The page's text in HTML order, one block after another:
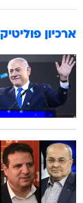
ארכיון